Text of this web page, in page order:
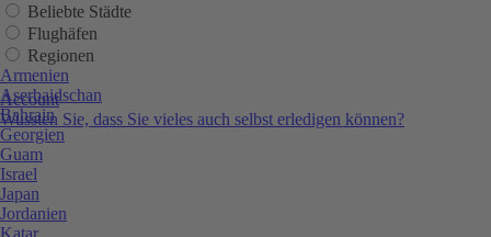
Account
Wussten Sie, dass Sie vieles auch selbst erledigen können?
Beliebte Städte
Flughäfen
Regionen
Armenien
Aserbaidschan
Bahrain
Georgien
Guam
Israel
Japan
Jordanien
Katar